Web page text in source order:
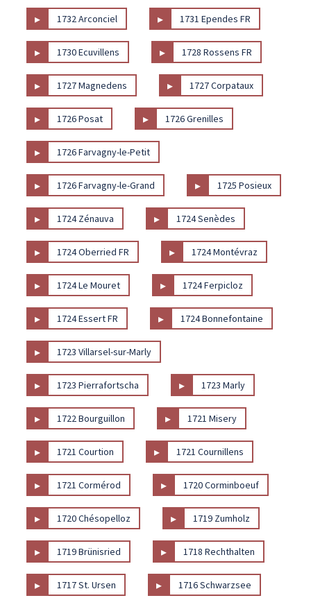
▸ 1732 Arconciel ▸ 1731 Ependes FR
▸ 1730 Ecuvillens ▸ 1728 Rossens FR
▸ 1727 Magnedens ▸ 1727 Corpataux
▸ 1726 Posat ▸ 1726 Grenilles
▸ 1726 Farvagny-le-Petit
▸ 1726 Farvagny-le-Grand ▸ 1725 Posieux
▸ 1724 Zénauva ▸ 1724 Senèdes
▸ 1724 Oberried FR ▸ 1724 Montévraz
▸ 1724 Le Mouret ▸ 1724 Ferpicloz
▸ 1724 Essert FR ▸ 1724 Bonnefontaine
▸ 1723 Villarsel-sur-Marly
▸ 1723 Pierrafortscha ▸ 1723 Marly
▸ 1722 Bourguillon ▸ 1721 Misery
▸ 1721 Courtion ▸ 1721 Cournillens
▸ 1721 Cormérod ▸ 1720 Corminboeuf
▸ 1720 Chésopelloz ▸ 1719 Zumholz
▸ 1719 Brünisried ▸ 1718 Rechthalten
▸ 1717 St. Ursen ▸ 1716 Schwarzsee